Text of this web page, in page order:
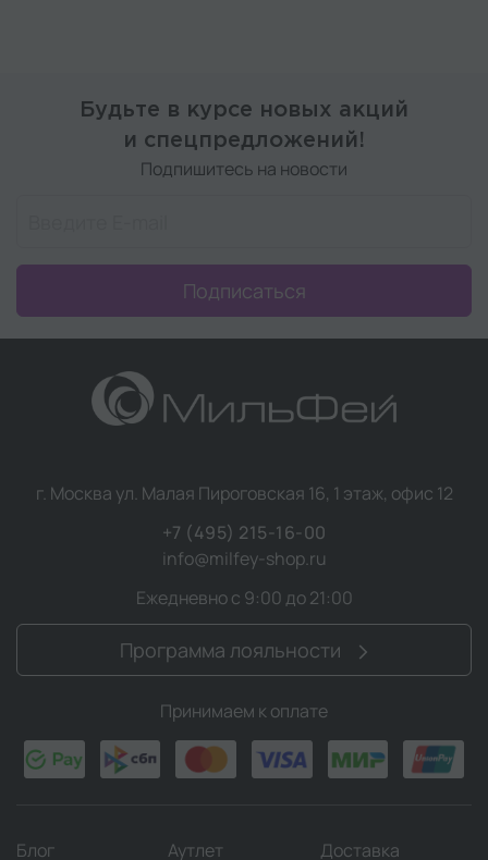
Будьте в курсе новых акций
и спецпредложений!
Подпишитесь на новости
Подписаться
г. Москва ул. Малая Пироговская 16, 1 этаж, офис 12
+7 (495) 215-16-00
info@milfey-shop.ru
Ежедневно с 9:00 до 21:00
Программа лояльности
Принимаем к оплате
Блог Аутлет Доставка